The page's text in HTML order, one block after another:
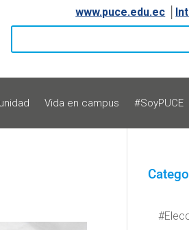
www.puce.edu.ec
Vida en campus #SoyPUCE